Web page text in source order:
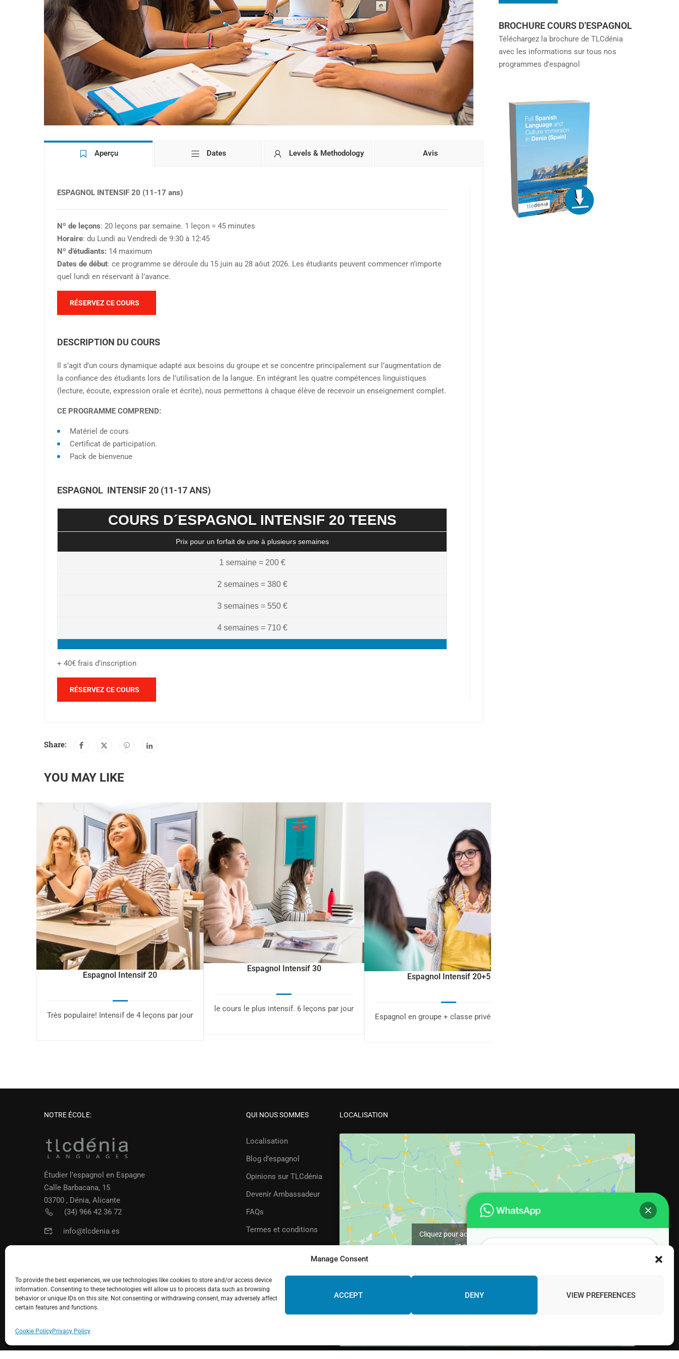
Manage Consent
To provide the best experiences, we use technologies like cookies to store and/or access device
information. Consenting to these technologies will allow us to process data such as browsing
behavior or unique IDs on this site. Not consenting or withdrawing consent, may adversely affect
certain features and functions.
ACCEPT DENY VIEW PREFERENCES
Cookie PolicyPrivacy Policy
Aperçu Dates Levels & Methodology Avis
ESPAGNOL INTENSIF 20 (11-17 ans)
Nº de leçons: 20 leçons par semaine. 1 leçon = 45 minutes
Horaire: du Lundi au Vendredi de 9:30 à 12:45
Nº d’étudiants: 14 maximum
Dates de début: ce programme se déroule du 15 juin au 28 aôut 2026. Les étudiants peuvent commencer n’importe
quel lundi en réservant à l’avance.
RÉSERVEZ CE COURS
DESCRIPTION DU COURS
Il s’agit d’un cours dynamique adapté aux besoins du groupe et se concentre principalement sur l’augmentation de
la confiance des étudiants lors de l’utilisation de la langue. En intégrant les quatre compétences linguistiques
(lecture, écoute, expression orale et écrite), nous permettons à chaque élève de recevoir un enseignement complet.
CE PROGRAMME COMPREND:
Matériel de cours
Certificat de participation.
Pack de bienvenue
ESPAGNOL INTENSIF 20 (11-17 ANS)
COURS D´ESPAGNOL INTENSIF 20 TEENS
Prix pour un forfait de une à plusieurs semaines
1 semaine = 200 €
2 semaines = 380 €
3 semaines = 550 €
4 semaines = 710 €
+ 40€ frais d’inscription
RÉSERVEZ CE COURS
Share:
YOU MAY LIKE
Espagnol Intensif 20
Très populaire! Intensif de 4 leçons par jour
Espagnol Intensif 30
le cours le plus intensif. 6 leçons par jour
Espagnol Intensif 20+5
Espagnol en groupe + classe privée par jour
BROCHURE COURS D'ESPAGNOL
Téléchargez la brochure de TLCdénia
avec les informations sur tous nos
programmes d'espagnol
NOTRE ÉCOLE:
Étudier l’espagnol en Espagne
Calle Barbacana, 15
03700 , Dénia, Alicante
(34) 966 42 36 72
info@tlcdenia.es
QUI NOUS SOMMES
Localisation
Blog d’espagnol
Opinions sur TLCdénia
Devenir Ambassadeur
FAQs
Termes et conditions
LOCALISATION
Cliquez pour accepter les cookies marketing
et activer ce contenu
will help you!